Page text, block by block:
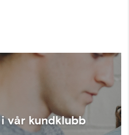
vår kundklubb